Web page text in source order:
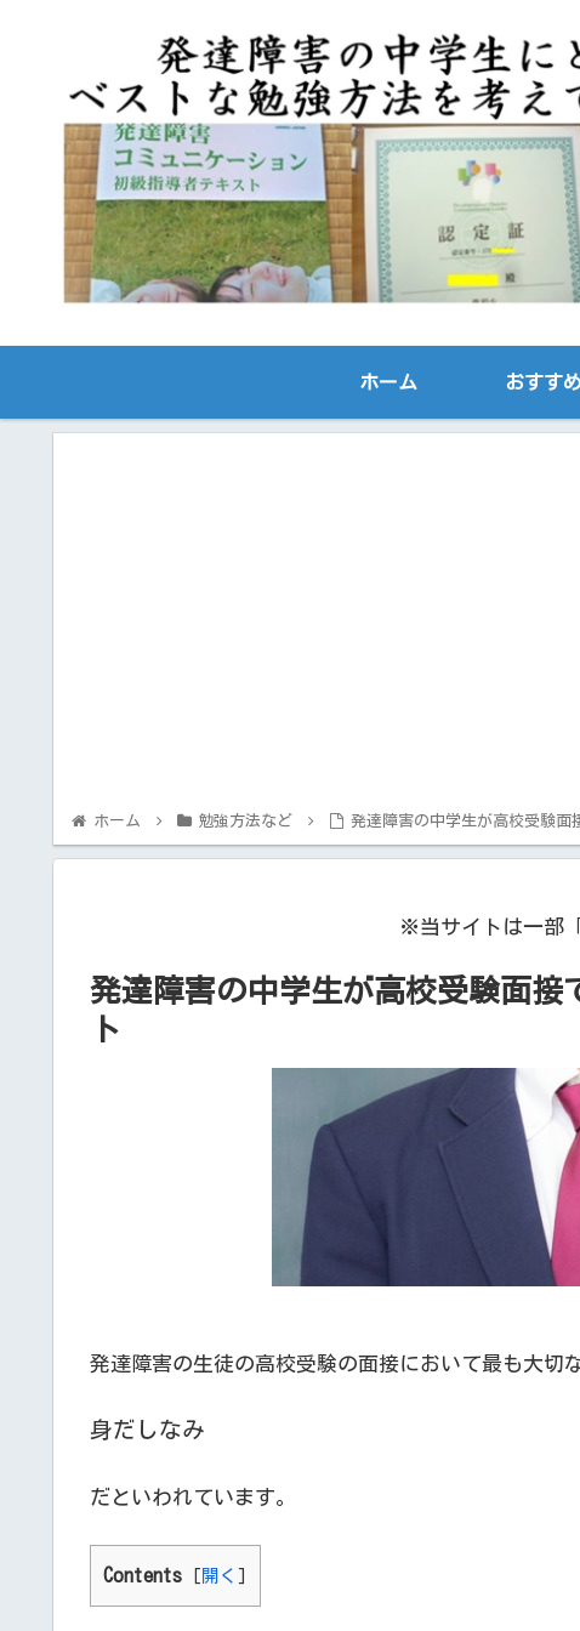
ホーム おすす
ホーム 勉強方法など 発達障害の中学生が高校受験面
※当サイトは一部「
発達障害の中学生が高校受験面接
ト
発達障害の生徒の高校受験の面接において最も大切
身だしなみ
だといわれています。
Contents [ 開く ]